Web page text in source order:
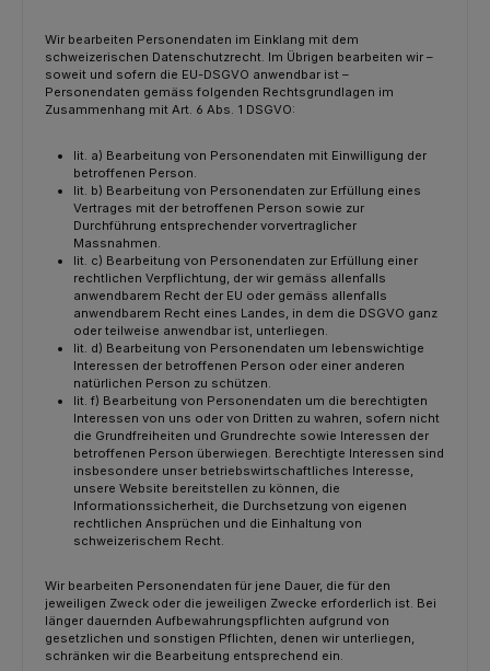
Wir bearbeiten Personendaten im Einklang mit dem
schweizerischen Datenschutzrecht. Im Übrigen bearbeiten wir –
soweit und sofern die EU-DSGVO anwendbar ist –
Personendaten gemäss folgenden Rechtsgrundlagen im
Zusammenhang mit Art. 6 Abs. 1 DSGVO:
lit. a) Bearbeitung von Personendaten mit Einwilligung der
betroffenen Person.
lit. b) Bearbeitung von Personendaten zur Erfüllung eines
Vertrages mit der betroffenen Person sowie zur
Durchführung entsprechender vorvertraglicher
Massnahmen.
lit. c) Bearbeitung von Personendaten zur Erfüllung einer
rechtlichen Verpflichtung, der wir gemäss allenfalls
anwendbarem Recht der EU oder gemäss allenfalls
anwendbarem Recht eines Landes, in dem die DSGVO ganz
oder teilweise anwendbar ist, unterliegen.
lit. d) Bearbeitung von Personendaten um lebenswichtige
Interessen der betroffenen Person oder einer anderen
natürlichen Person zu schützen.
lit. f) Bearbeitung von Personendaten um die berechtigten
Interessen von uns oder von Dritten zu wahren, sofern nicht
die Grundfreiheiten und Grundrechte sowie Interessen der
betroffenen Person überwiegen. Berechtigte Interessen sind
insbesondere unser betriebswirtschaftliches Interesse,
unsere Website bereitstellen zu können, die
Informationssicherheit, die Durchsetzung von eigenen
rechtlichen Ansprüchen und die Einhaltung von
schweizerischem Recht.
Wir bearbeiten Personendaten für jene Dauer, die für den
jeweiligen Zweck oder die jeweiligen Zwecke erforderlich ist. Bei
länger dauernden Aufbewahrungspflichten aufgrund von
gesetzlichen und sonstigen Pflichten, denen wir unterliegen,
schränken wir die Bearbeitung entsprechend ein.